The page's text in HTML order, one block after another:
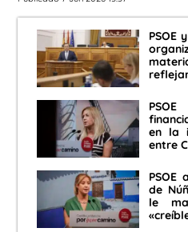
PSOE
en la
entre
PSOE
de
le